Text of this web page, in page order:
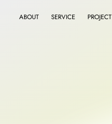
ABOUT SERVICE PROJECT